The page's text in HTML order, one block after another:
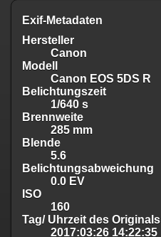
Exif-Metadaten
Hersteller
Canon
Modell
Canon EOS 5DS R
Belichtungszeit
1/640 s
Brennweite
285 mm
Blende
5.6
Belichtungsabweichung
0.0 EV
ISO
160
Tag/ Uhrzeit des Originals
2017:03:26 14:22:35